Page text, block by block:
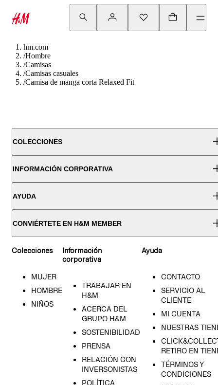
hm.com
/Hombre
/Camisas
/Camisas casuales
/Camisa de manga corta Relaxed Fit
COLECCIONES
INFORMACIÓN CORPORATIVA
AYUDA
CONVIÉRTETE EN H&M MEMBER
Colecciones
MUJER
HOMBRE
NIÑOS
Información
corporativa
TRABAJAR EN
H&M
ACERCA DEL
GRUPO H&M
SOSTENIBILIDAD
PRENSA
RELACIÓN CON
INVERSONISTAS
POLÍTICA
Ayuda
CONTACTO
SERVICIO AL
CLIENTE
MI CUENTA
NUESTRAS
RETIRO EN
TÉRMINOS Y
CONDICIONES